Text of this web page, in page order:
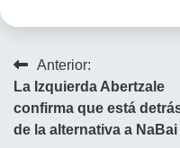
Navegación
de
entradas
Anterior:
La Izquierda Abertzale
confirma que está
de la alternativa a NaBai